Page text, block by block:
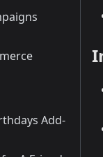
Add-